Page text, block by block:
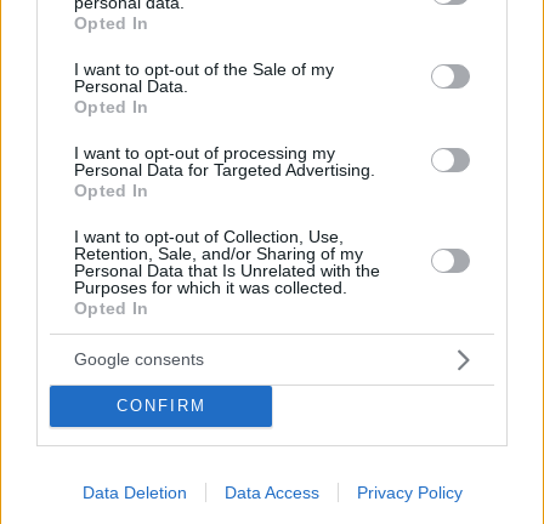
grant or deny consent to Google and its third-party tags to
use your data for below specified purposes in below Google
consent section.
Opted In
I want to opt-out of the Sale of my
Personal Data.
Opted In
I want to opt-out of processing my
Personal Data for Targeted Advertising.
Opted In
I want to opt-out of Collection, Use,
Retention, Sale, and/or Sharing of my
Personal Data that Is Unrelated with the
Purposes for which it was collected.
Opted In
Google consents
CONFIRM
Data Deletion Data Access Privacy Policy
την επαρχία»
πριν 21 λεπτά
κατάσταση, έχασε σημαντική ποσότητα αίματος λέει η
οικογένειά του μετά τον αυτοτραυματισμό του σε live
στο TikTok
πριν 22 λεπτά
Τα δύο πρόσωπα της ελληνικής οικονομίας: Aνεβαίνει ο
πλούτος, πέφτει η αποταμίευση και «φουσκώνει» ο
δανεισμός
πριν 23 λεπτά
Αντιδράσεις για την εμφάνισή του Φειδία Παναγιώτου
με σορτς σε εκδήλωση μνήμης για Ισαάκ και Σολωμού
πριν 26 λεπτά
– Για γερή καρδιά και κοφτερό μυαλό
πριν 32 λεπτά